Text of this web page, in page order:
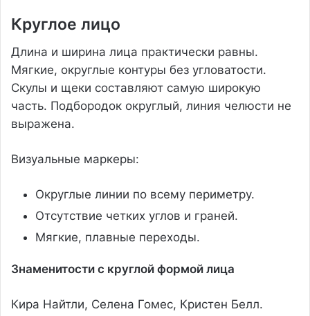
Круглое лицо
Длина и ширина лица практически равны.
Мягкие, округлые контуры без угловатости.
Скулы и щеки составляют самую широкую
часть. Подбородок округлый, линия челюсти не
выражена.
Визуальные маркеры:
Округлые линии по всему периметру.
Отсутствие четких углов и граней.
Мягкие, плавные переходы.
Знаменитости с круглой формой лица
Кира Найтли, Селена Гомес, Кристен Белл.